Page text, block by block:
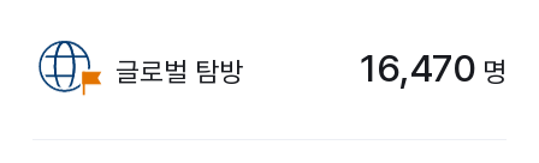
글로벌 탐방 16,470 명